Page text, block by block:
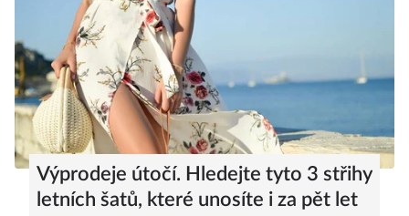
Výprodeje útočí. Hledejte tyto 3 střihy
letních šatů, které unosíte i za pět let